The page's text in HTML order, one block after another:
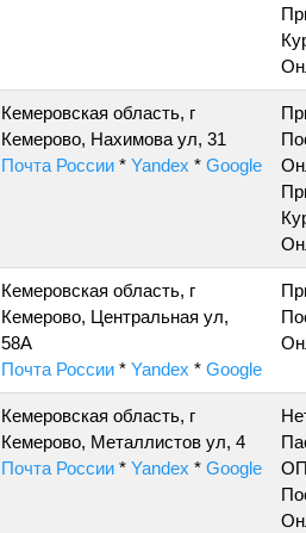
Кемеровская область, г
Кемерово, Нахимова ул, 31
Почта России * Yandex * Google
Кемеровская область, г
Кемерово, Центральная ул,
58А
Почта России * Yandex * Google
Кемеровская область, г
Кемерово, Металлистов ул, 4
Почта России * Yandex * Google